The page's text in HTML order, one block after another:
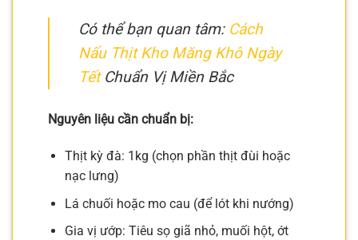
Có thể bạn quan tâm: Cách
Nấu Thịt Kho Măng Khô Ngày
TếtChuẩn Vị Miền Bắc
Nguyên liệu cần chuẩn bị:
Thịt kỳ đà: 1kg (chọn phần thịt đùi hoặc
nạc lưng)
Lá chuối hoặc mo cau (để lót khi nướng)
Gia vị ướp: Tiêu sọ giã nhỏ, muối hột, ớt